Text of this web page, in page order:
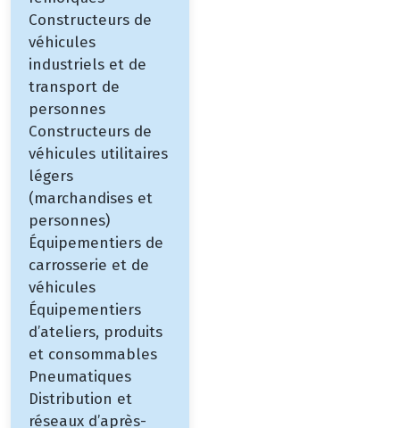
Constructeurs de
véhicules
industriels et de
transport de
personnes
Constructeurs de
véhicules utilitaires
légers
(marchandises et
personnes)
Équipementiers de
carrosserie et de
véhicules
Équipementiers
d’ateliers, produits
et consommables
Pneumatiques
Distribution et
réseaux d’après-